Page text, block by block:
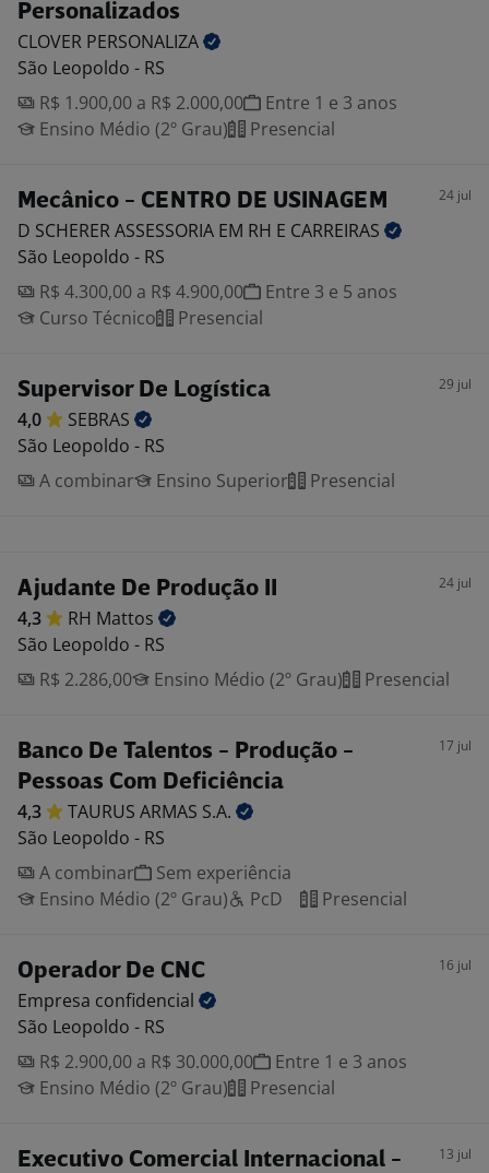
Personalizados
CLOVER PERSONALIZA
São Leopoldo - RS
R$ 1.900,00 a R$ 2.000,00
Entre 1 e 3 anos
Ensino Médio (2º Grau)
Presencial
Mecânico - CENTRO DE USINAGEM 24 jul
D SCHERER ASSESSORIA EM RH E CARREIRAS
São Leopoldo - RS
R$ 4.300,00 a R$ 4.900,00
Entre 3 e 5 anos
Curso Técnico
Presencial
Supervisor De Logística 29 jul
4,0
SEBRAS
São Leopoldo - RS
A combinar
Ensino Superior Presencial
Ajudante De Produção II 24 jul
4,3 RH Mattos
São Leopoldo - RS
R$ 2.286,00
Ensino Médio (2º Grau) Presencial
Banco De Talentos - Produção -
Pessoas Com Deficiência
17 jul
4,3 TAURUS ARMAS S.A.
São Leopoldo - RS
A combinar
Sem experiência
Ensino Médio (2º Grau)
PcD Presencial
Operador De CNC 16 jul
Empresa confidencial
São Leopoldo - RS
R$ 2.900,00 a R$ 30.000,00
Entre 1 e 3 anos
Ensino Médio (2º Grau)
Presencial
Executivo Comercial Internacional -
13 jul